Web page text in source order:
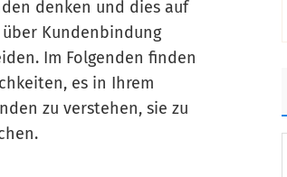
denken und dies auf
Kundenbindung
Im Folgenden finden
es in Ihrem
zu verstehen, sie zu